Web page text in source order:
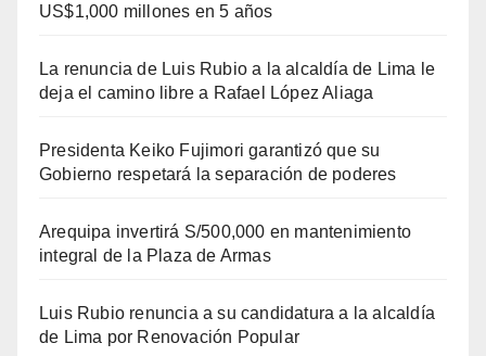
US$1,000 millones en 5 años
La renuncia de Luis Rubio a la alcaldía de Lima le
deja el camino libre a Rafael López Aliaga
Presidenta Keiko Fujimori garantizó que su
Gobierno respetará la separación de poderes
Arequipa invertirá S/500,000 en mantenimiento
integral de la Plaza de Armas
Luis Rubio renuncia a su candidatura a la alcaldía
de Lima por Renovación Popular